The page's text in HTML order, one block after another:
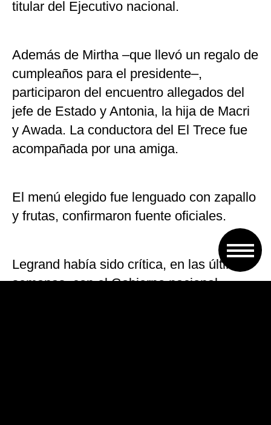
titular del Ejecutivo nacional.
Además de Mirtha –que llevó un regalo de
cumpleaños para el presidente–,
participaron del encuentro allegados del
jefe de Estado y Antonia, la hija de Macri
y Awada. La conductora del El Trece fue
acompañada por una amiga.
El menú elegido fue lenguado con zapallo
y frutas, confirmaron fuente oficiales.
Legrand había sido crítica, en las últimas
semanas, con el Gobierno nacional,